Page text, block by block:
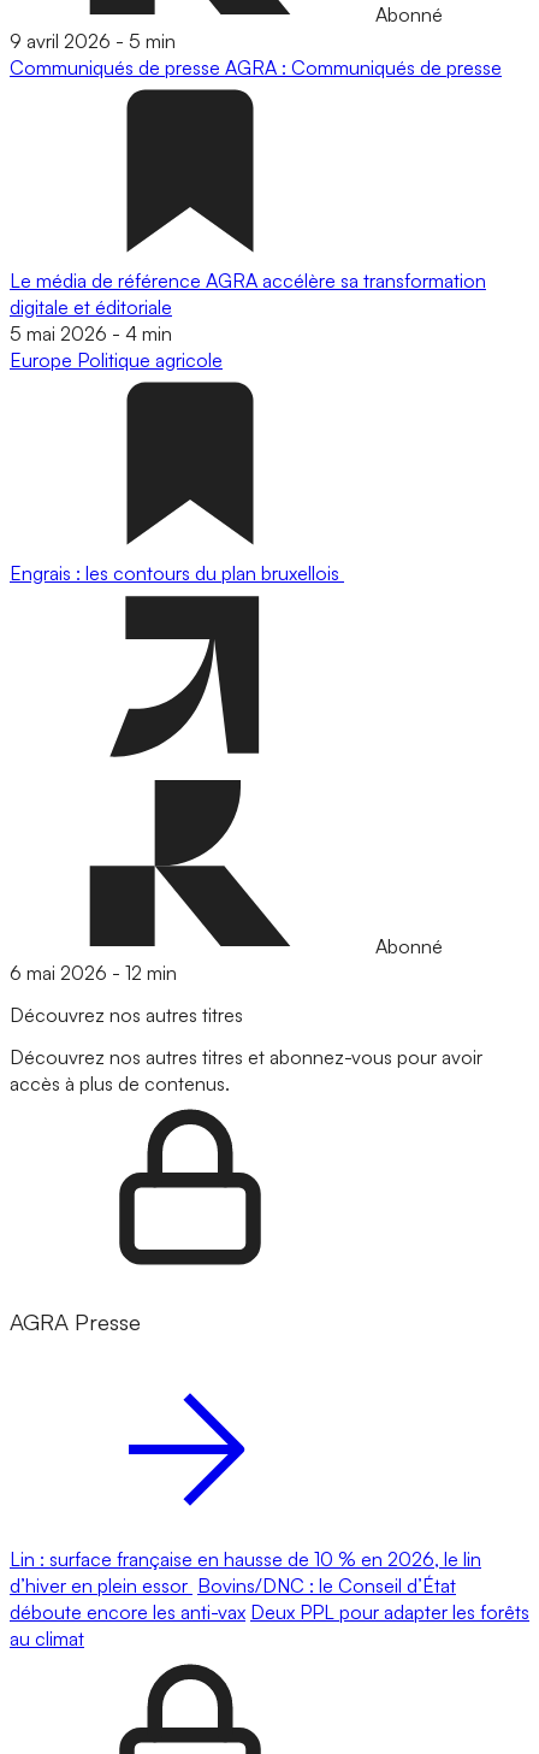
Abonné
9 avril 2026 - 5 min
Communiqués de presse AGRA : Communiqués de presse
Le média de référence AGRA accélère sa transformation
digitale et éditoriale
5 mai 2026 - 4 min
Europe Politique agricole
Engrais : les contours du plan bruxellois
Abonné
6 mai 2026 - 12 min
Découvrez nos autres titres
Découvrez nos autres titres et abonnez-vous pour avoir
accès à plus de contenus.
AGRA Presse
Lin : surface française en hausse de 10 % en 2026, le lin
d’hiver en plein essor Bovins/DNC : le Conseil d’État
déboute encore les anti-vax Deux PPL pour adapter les forêts
au climat